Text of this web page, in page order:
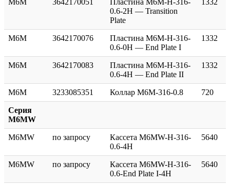
0.6-2H — Transition
Plate
M6M 3642170076
Пластина M6M-H-316-
0.6-0H — End Plate I
1332
M6M 3642170083
Пластина M6M-H-316-
0.6-4H — End Plate II
1332
M6M 3233085351 Коллар M6M-316-0.8 720
Серия
M6MW
M6MW по запросу
Кассета M6MW-H-316-
0.6-4Н
5640
M6MW по запросу
Кассета M6MW-H-316-
0.6-End Plate I-4H
5640